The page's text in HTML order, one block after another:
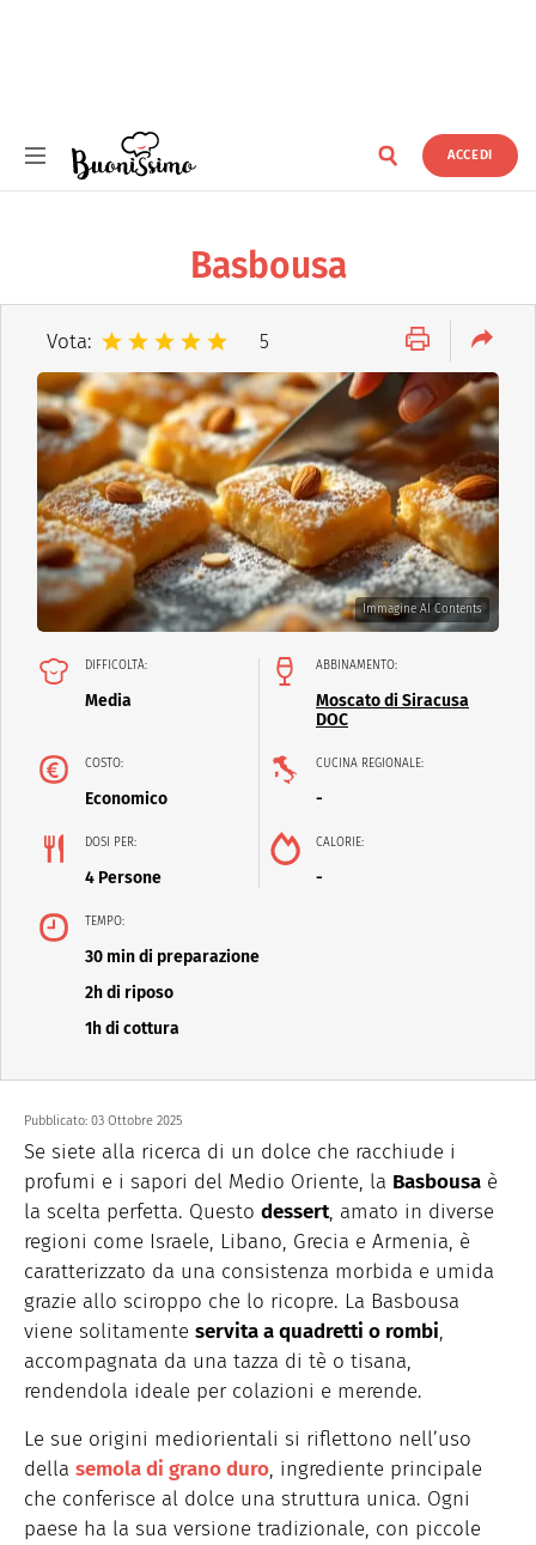
ACCEDI
Basbousa
Vota: 5
Immagine AI Contents
DIFFICOLTÀ:
Media
ABBINAMENTO:
Moscato di Siracusa
DOC
COSTO:
Economico
CUCINA REGIONALE:
-
DOSI PER:
4 Persone
CALORIE:
-
TEMPO:
30 min di preparazione
2h di riposo
1h di cottura
Pubblicato: 03 Ottobre 2025
Se siete alla ricerca di un dolce che racchiude i
profumi e i sapori del Medio Oriente, la Basbousa è
la scelta perfetta. Questo dessert, amato in diverse
regioni come Israele, Libano, Grecia e Armenia, è
caratterizzato da una consistenza morbida e umida
grazie allo sciroppo che lo ricopre. La Basbousa
viene solitamente servita a quadretti o rombi,
accompagnata da una tazza di tè o tisana,
rendendola ideale per colazioni e merende.
Le sue origini mediorientali si riflettono nell’uso
della semola di grano duro, ingrediente principale
che conferisce al dolce una struttura unica. Ogni
paese ha la sua versione tradizionale, con piccole